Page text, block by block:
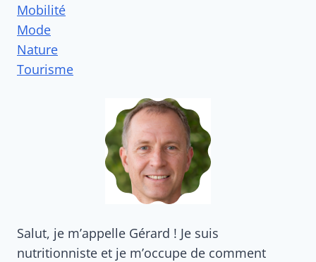
Mobilité
Mode
Nature
Tourisme
Salut, je m’appelle Gérard ! Je suis
nutritionniste et je m’occupe de comment